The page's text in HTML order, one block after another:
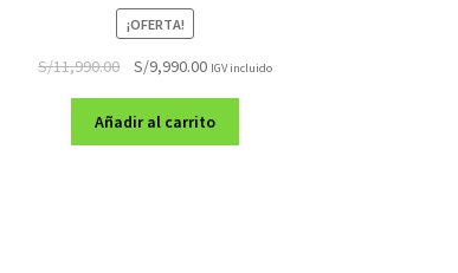
¡OFERTA!
S/11,990.00
El
original
era:
S/9,990.00El
actual
es:
IGV incluido
Añadir al carrito